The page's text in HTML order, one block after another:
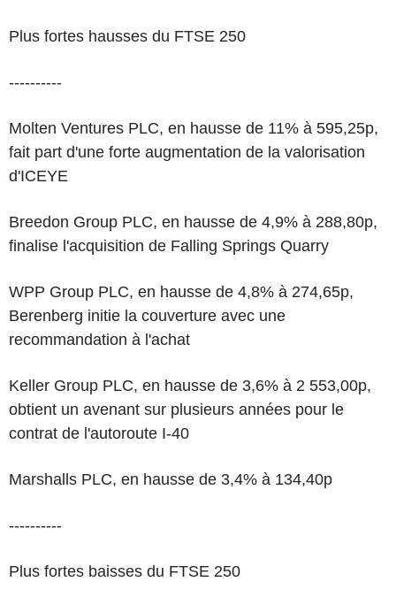
Plus fortes hausses du FTSE 250
----------
Molten Ventures PLC, en hausse de 11% à 595,25p,
fait part d'une forte augmentation de la valorisation
d'ICEYE
Breedon Group PLC, en hausse de 4,9% à 288,80p,
finalise l'acquisition de Falling Springs Quarry
WPP Group PLC, en hausse de 4,8% à 274,65p,
Berenberg initie la couverture avec une
recommandation à l'achat
Keller Group PLC, en hausse de 3,6% à 2 553,00p,
obtient un avenant sur plusieurs années pour le
contrat de l'autoroute I-40
Marshalls PLC, en hausse de 3,4% à 134,40p
----------
Plus fortes baisses du FTSE 250